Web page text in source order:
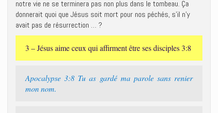
notre vie ne se terminera pas non plus dans le tombeau. Ça
donnerait quoi que Jésus soit mort pour nos péchés, s’il n’y
avait pas de résurrection … ?
3 – Jésus aime ceux qui affirment être ses disciples 3:8
Apocalypse 3:8 Tu as gardé ma parole sans renier
mon nom.